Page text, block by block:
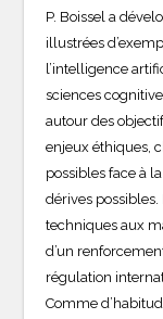
P. Boissel a
illustrées
l’intelligence
sciences
autour des
enjeux éthiques,
possibles face à
dérives
techniques aux
d’un
régulation
Comme